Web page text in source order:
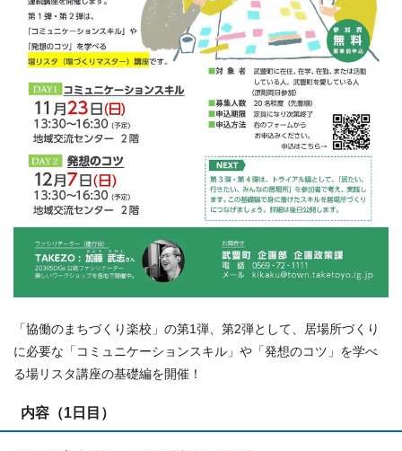
「協働のまちづくり楽校」の第1弾、第2弾として、居場所づくり
に必要な「コミュニケーションスキル」や「発想のコツ」を学べ
る場リスタ講座の基礎編を開催！
内容（1日目）